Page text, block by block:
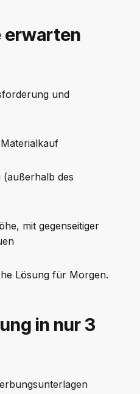
erwarten
und
des
mit gegenseitiger
Lösung für Morgen.
in nur 3